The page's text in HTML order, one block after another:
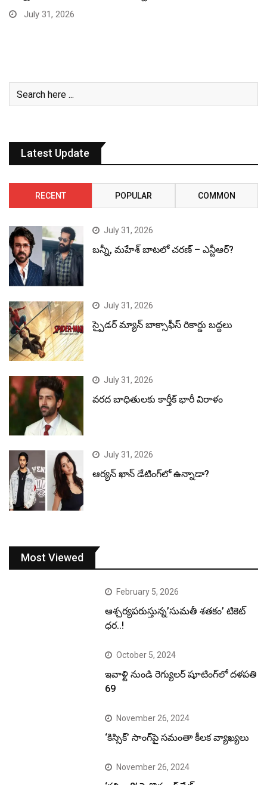
July 31, 2026
Latest Update
RECENT POPULAR COMMON
July 31, 2026
బన్నీ, మహేశ్ బాటలో చరణ్ – ఎన్టీఆర్?
July 31, 2026
స్పైడర్ మ్యాన్ బాక్సాఫీస్ రికార్డు బద్దలు
July 31, 2026
వరద బాధితులకు కార్తీక్ భారీ విరాళం
July 31, 2026
ఆర్యన్ ఖాన్ డేటింగ్‌లో ఉన్నాడా?
Most Viewed
February 5, 2026
ఆశ్చర్యపరుస్తున్న’సుమతీ శతకం’ టికెట్
ధర..!
October 5, 2024
ఇవాళ్టి నుండి రెగ్యులర్ షూటింగ్‌లో దళపతి
69
November 26, 2024
‘కిస్సిక్’ సాంగ్‌పై సమంతా కీలక వ్యాఖ్యలు
November 26, 2024